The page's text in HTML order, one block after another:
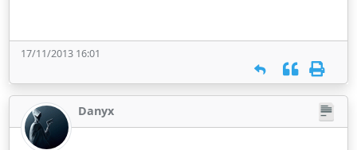
17/11/2013 16:01
Danyx